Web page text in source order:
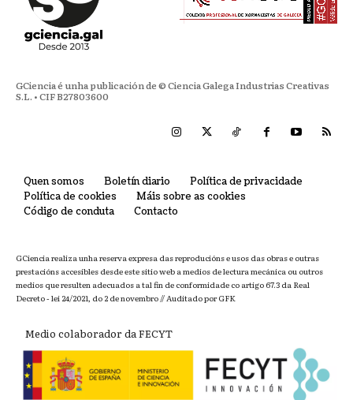
GCiencia é unha publicación de © Ciencia Galega Industrias Creativas
S.L. • CIF B27803600
Quen somos Boletín diario
Política de privacidade
Política de cookies
Máis sobre as cookies
Código de conduta
Contacto
GCiencia realiza unha reserva expresa das reproducións e usos das obras e outras
prestacións accesibles desde este sitio web a medios de lectura mecánica ou outros
medios que resulten adecuados a tal fin de conformidade co artigo 67.3 da Real
Decreto - lei 24/2021, do 2 de novembro // Auditado por GFK
Medio colaborador da FECYT